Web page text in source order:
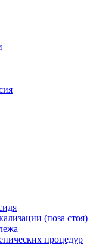
(поза стоя)
процедур